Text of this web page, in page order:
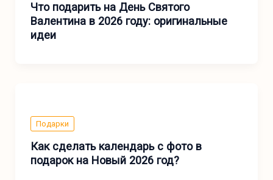
Что подарить на День Святого
Валентина в 2026 году: оригинальные
идеи
Подарки
Как сделать календарь с фото в
подарок на Новый 2026 год?